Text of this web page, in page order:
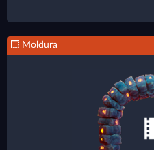
Moldura